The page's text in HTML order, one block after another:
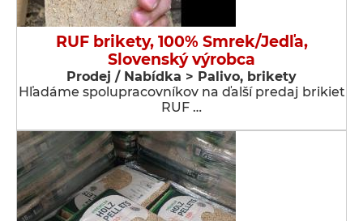
RUF brikety, 100% Smrek/Jedľa,
Slovenský výrobca
Prodej / Nabídka > Palivo, brikety
Hľadáme spolupracovníkov na ďalší predaj brikiet
RUF …